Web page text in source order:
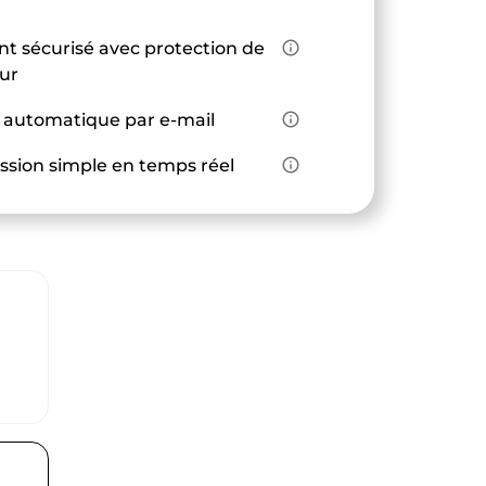
sécurisé avec protection de
info_outline
automatique par e-mail info_outline
simple en temps réel info_outline